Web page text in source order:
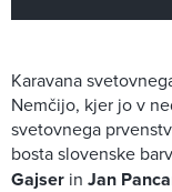
Karavana
Nemčijo, kjer jo v
svetovnega
bosta slovenske
Gajser in Jan